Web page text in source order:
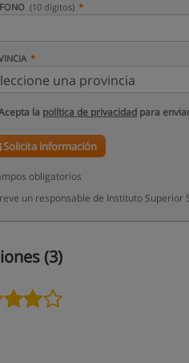
(10 dígitos)
la política de privacidad para
Solicita información
obligatorios
un responsable de Instituto
(3)